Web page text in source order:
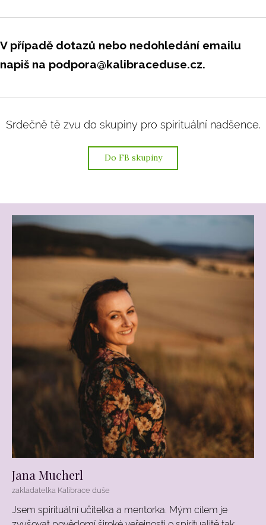
V případě dotazů nebo nedohledání emailu
napiš na podpora@kalibraceduse.cz.
Srdečně tě zvu do skupiny pro spirituální nadšence.
Do FB skupiny
Jana Mucherl
zakladatelka Kalibrace duše
Jsem spirituální učitelka a mentorka. Mým cílem je